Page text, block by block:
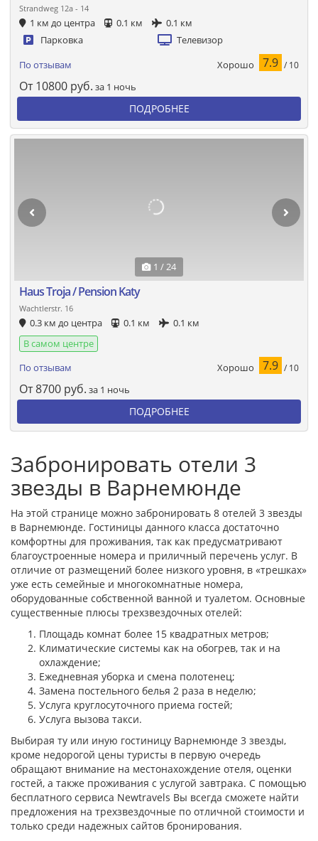
Strandweg 12a - 14
1 км до центра 0.1 км
0.1 км
Парковка
Телевизор
По отзывам Хорошо 7.9 / 10
От 10800 руб. за 1 ночь
ПОДРОБНЕЕ
1 / 24
Haus Troja / Pension Katy
Wachtlerstr. 16
0.3 км до центра 0.1 км
0.1 км
В самом центре
По отзывам
Хорошо 7.9 / 10
От8700 руб. за 1 ночь
ПОДРОБНЕЕ
Забронировать отели 3
звезды в Варнемюнде
На этой странице можно забронировать 8 отелей 3 звезды
в Варнемюнде. Гостиницы данного класса достаточно
комфортны для проживания, так как предусматривают
благоустроенные номера и приличный перечень услуг. В
отличие от размещений более низкого уровня, в «трешках»
уже есть семейные и многокомнатные номера,
оборудованные собственной ванной и туалетом. Основные
существенные плюсы трехзвездочных отелей:
Площадь комнат более 15 квадратных метров;
Климатические системы как на обогрев, так и на
охлаждение;
Ежедневная уборка и смена полотенец;
Замена постельного белья 2 раза в неделю;
Услуга круглосуточного приема гостей;
Услуга вызова такси.
Выбирая ту или иную гостиницу Варнемюнде 3 звезды,
кроме недорогой цены туристы в первую очередь
обращают внимание на местонахождение отеля, оценки
гостей, а также проживания с услугой завтрака. С помощью
бесплатного сервиса Newtravels Вы всегда сможете найти
предложения на трехзвездочные по отличной стоимости и
только среди надежных сайтов бронирования.